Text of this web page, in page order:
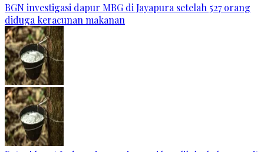
BGN investigasi dapur MBG di Jayapura setelah 527 orang
diduga keracunan makanan